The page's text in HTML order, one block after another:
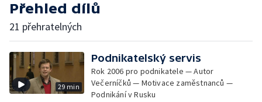
Přehled dílů
21 přehratelných
29 min
Podnikatelský servis
Rok 2006 pro podnikatele — Autor
Večerníčků — Motivace zaměstnanců —
Podnikání v Rusku